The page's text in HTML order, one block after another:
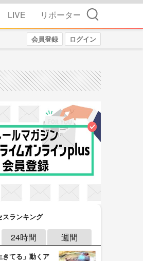
LIVE リポーター 検索
会員登録 ログイン
スランキング
24時間 週間
きてる」動くア